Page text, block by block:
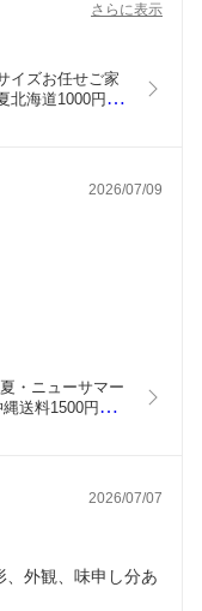
さらに表示
イズお任せご家
北海道1000円沖
2026/07/09
・ニューサマー
送料1500円
2026/07/07
外観、味申し分あ